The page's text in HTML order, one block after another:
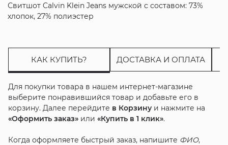
Свитшот Calvin Klein Jeans мужской с составом: 73%
хлопок, 27% полиэстер
КАК КУПИТЬ? ДОСТАВКА И ОПЛАТА
Для покупки товара в нашем интернет-магазине
выберите понравившийся товар и добавьте его в
корзину. Далее перейдите в Корзинуи нажмите на
«Оформить заказ»или «Купить в 1 клик».
Когда оформляете быстрый заказ, напишите ФИО,